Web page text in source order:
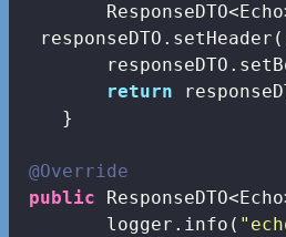
return
    }
@Override
public
        logger.info(